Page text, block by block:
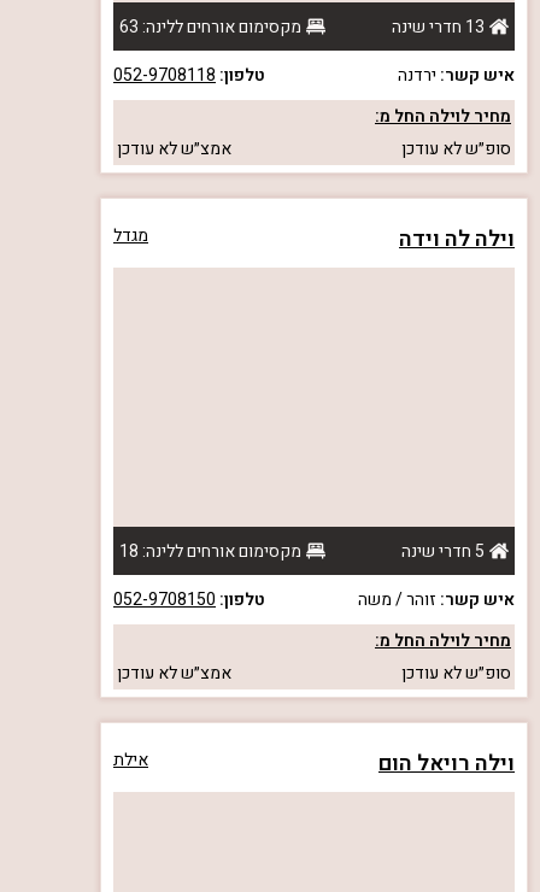
13 חדרי שינה
מקסימום אורחים ללינה: 63
איש קשר: ירדנה טלפון: 052-9708118
מחיר לוילה החל מ:
סופ״שלא עודכן אמצ״שלא עודכן
וילה לה וידה מגדל
5 חדרי שינה
מקסימום אורחים ללינה: 18
איש קשר: זוהר / משה טלפון: 052-9708150
מחיר לוילה החל מ:
סופ״שלא עודכן אמצ״שלא עודכן
וילה רויאל הום אילת